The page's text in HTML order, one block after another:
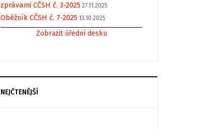
zprávami CČSH č. 3-2025 27.11.2025
Oběžník CČSH č. 7-2025 13.10.2025
Zobrazit úřední desku
NEJČTENĚJŠÍ